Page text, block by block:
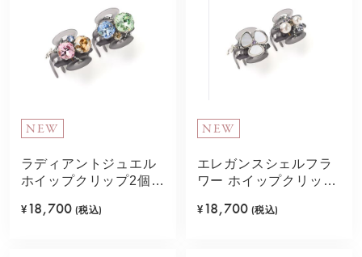
NEW
ラディアントジュエル
ホイップクリップ2個セ
¥ 18,700 (税込)
NEW
エレガンスシェルフラ
ワー ホイップクリップ
¥ 18,700 (税込)